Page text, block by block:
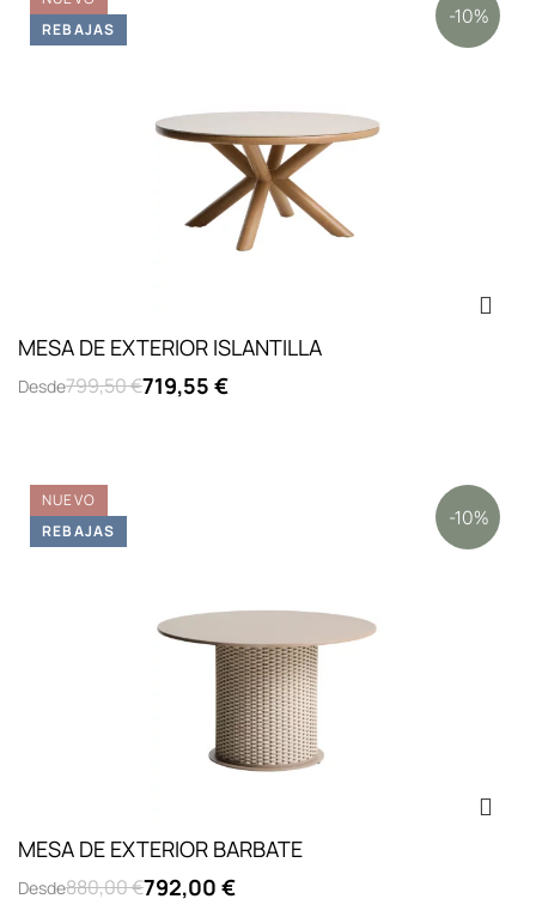
MESA DE EXTERIOR ISLANTILLA
Desde799,50 €719,55 €
-10%
REBAJAS
MESA DE EXTERIOR BARBATE
Desde880,00 €792,00 €
NUEVO
-10%
REBAJAS